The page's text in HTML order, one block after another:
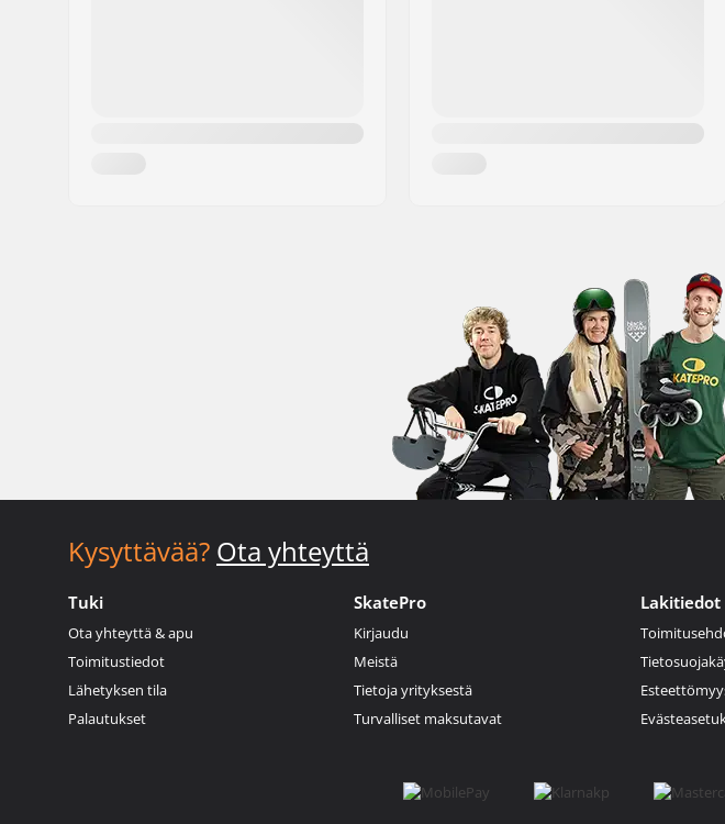
Kysyttävää? Ota yhteyttä
Tuki
Ota yhteyttä & apu
Toimitustiedot
Lähetyksen tila
Palautukset
SkatePro
Kirjaudu
Meistä
Tietoja yrityksestä
Turvalliset maksutavat
Lakitiedot